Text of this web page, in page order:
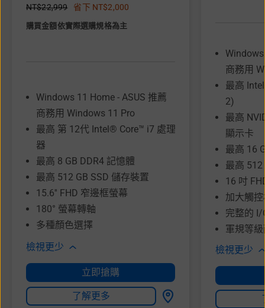
NT$22,999
省下 NT$2,000
購買金額依實際選購規格為主
Windows 11 Home - ASUS 推薦
商務用 Windows 11 Pro
最高 第 12代 Intel® Core™ i7 處理
器
最高 8 GB DDR4 記憶體
最高 512 GB SSD 儲存裝置
15.6'' FHD 窄邊框螢幕
180° 螢幕轉軸
多種顏色選擇
檢視更少
立即搶購
了解更多
商務用
最高 Intel
2)
最高
顯示卡​
最高 16
最高 512
16 吋
加大觸
完整的 I/
軍規等
檢視更少